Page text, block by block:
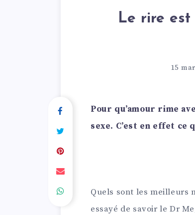
Le rire
15
Pour qu’amour rime
sexe. C’est en effet ce
Quels sont les meilleurs
essayé de savoir le Dr